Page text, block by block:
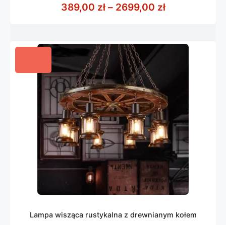
5
389,00 zł – 2699,00 złZakres cen:
Lampa wisząca rustykalna z drewnianym kołem